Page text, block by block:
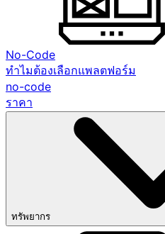
No-Code
ทำไมต้องเลือกแพลตฟอร์ม
no-code
ราคา
ทรัพยากร